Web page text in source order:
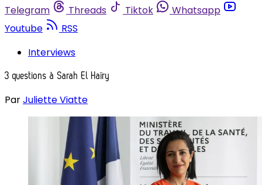
Telegram
Threads Tiktok
Whatsapp
Youtube
RSS
Interviews
3 questions à Sarah El Haïry
ParJuliette Viatte